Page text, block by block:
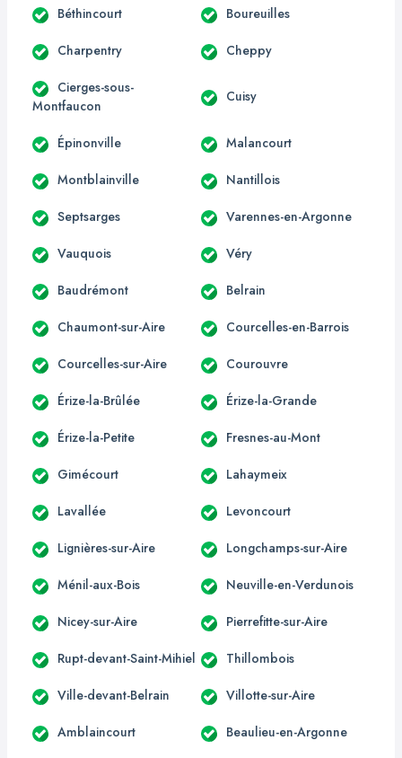
Béthincourt Boureuilles
Charpentry Cheppy
Cierges-sous-
Montfaucon
Cuisy
Épinonville Malancourt
Montblainville Nantillois
Septsarges Varennes-en-Argonne
Vauquois Véry
Baudrémont Belrain
Chaumont-sur-Aire Courcelles-en-Barrois
Courcelles-sur-Aire Courouvre
Érize-la-Brûlée Érize-la-Grande
Érize-la-Petite Fresnes-au-Mont
Gimécourt Lahaymeix
Lavallée Levoncourt
Lignières-sur-Aire Longchamps-sur-Aire
Ménil-aux-Bois Neuville-en-Verdunois
Nicey-sur-Aire Pierrefitte-sur-Aire
Rupt-devant-Saint-Mihiel Thillombois
Ville-devant-Belrain Villotte-sur-Aire
Amblaincourt Beaulieu-en-Argonne